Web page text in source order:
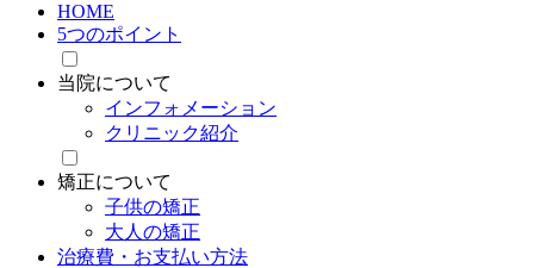
HOME
5つのポイント
当院について
インフォメーション
クリニック紹介
矯正について
子供の矯正
大人の矯正
治療費・お支払い方法